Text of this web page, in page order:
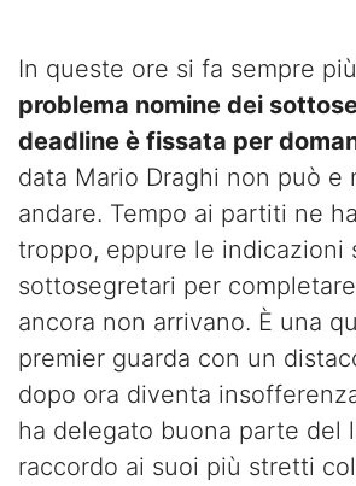
In queste ore si fa sempre
problema nomine dei
deadline è fissata per
data Mario Draghi non può e
andare. Tempo ai partiti ne
troppo, eppure le indicazioni
sottosegretari per
ancora non arrivano. È una
premier guarda con un
dopo ora diventa
ha delegato buona parte del
raccordo ai suoi più stretti